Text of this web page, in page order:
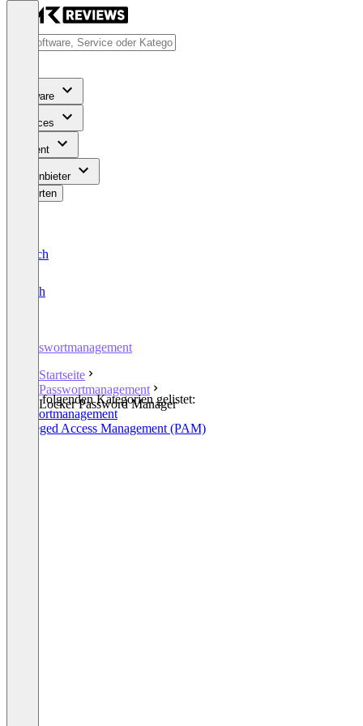
Software
Services
Content
Für Anbieter
Bewerten
Deutsch
English
Passwortmanagement
Startseite
Passwortmanagement
Locker Password Manager
In den folgenden Kategorien gelistet:
Passwortmanagement
Privileged Access Management (PAM)